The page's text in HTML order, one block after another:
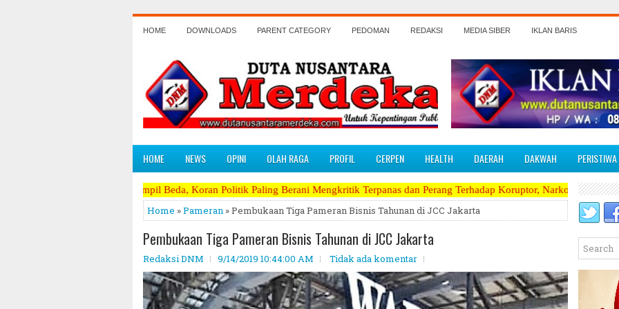
HOME DOWNLOADS PARENT CATEGORY PEDOMAN REDAKSI MEDIA SIBER IKLAN BARIS
HOME NEWS OPINI OLAH RAGA PROFIL CERPEN HEALTH DAERAH DAKWAH PERISTIWA
Tampil Beda, Koran Politik Paling Berani Mengkritik Terpanas dan Perang Terhadap Koruptor, Narkoba, Teroris Musuh Rakyat
Home »Pameran » Pembukaan Tiga Pameran Bisnis Tahunan di JCC Jakarta
Pembukaan Tiga Pameran Bisnis Tahunan di JCC Jakarta
Redaksi DNM 9/14/2019 10:44:00 AM Tidak ada komentar